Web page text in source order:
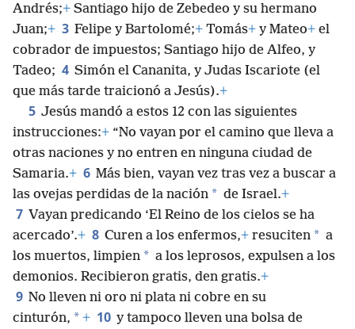
Andrés;+ Santiago hijo de Zebedeo y su hermano
Juan;+ 3 Felipe y Bartolomé;+ Tomás+ y Mateo+ el
cobrador de impuestos; Santiago hijo de Alfeo, y
Tadeo; 4 Simón el Cananita, y Judas Iscariote (el
que más tarde traicionó a Jesús).+
5 Jesús mandó a estos 12 con las siguientes
instrucciones:+ “No vayan por el camino que lleva a
otras naciones y no entren en ninguna ciudad de
Samaria.+ 6 Más bien, vayan vez tras vez a buscar a
las ovejas perdidas de la nación * de Israel.+
7 Vayan predicando ‘El Reino de los cielos se ha
acercado’.+ 8 Curen a los enfermos,+ resuciten * a
los muertos, limpien * a los leprosos, expulsen a los
demonios. Recibieron gratis, den gratis.+
9 No lleven ni oro ni plata ni cobre en su
cinturón, * + 10 y tampoco lleven una bolsa de